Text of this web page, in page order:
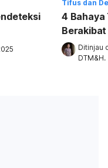
Tifus dan
4 Bahaya
Ditinjau
DTM&H.